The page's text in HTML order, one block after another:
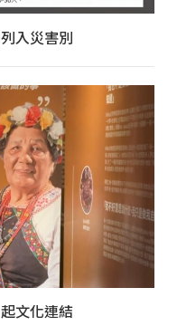
入災害別
文化連結